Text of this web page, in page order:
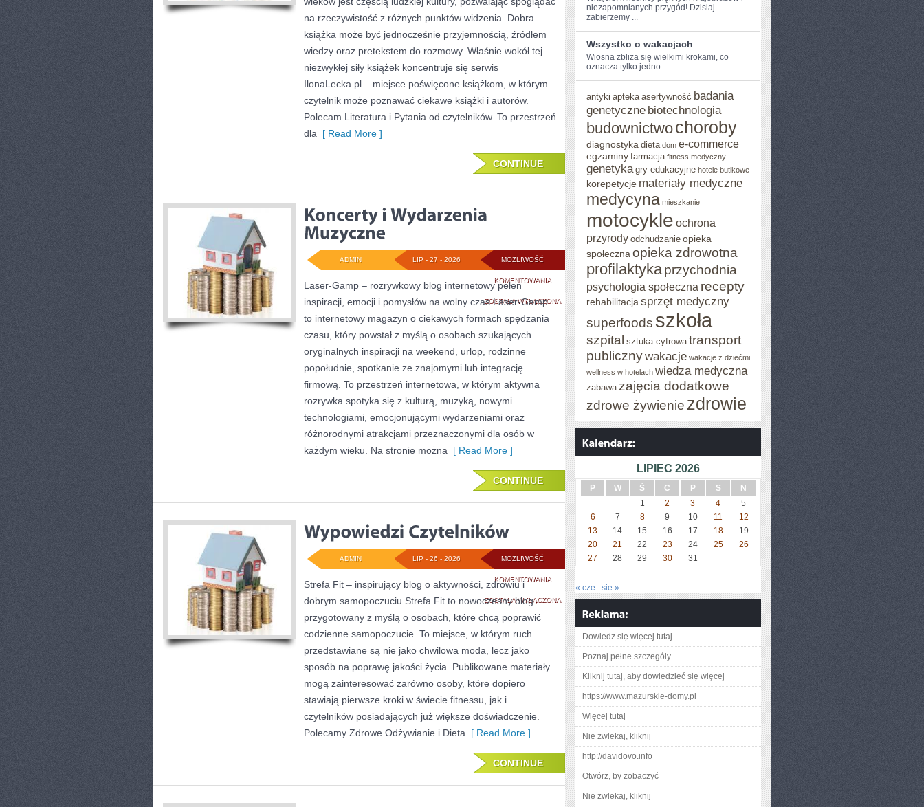
BIOGRAFIE
SYLWETKI
AUTORÓW
na rzeczywistość z różnych punktów widzenia. Dobra
książka może być jednocześnie przyjemnością, źródłem
wiedzy oraz pretekstem do rozmowy. Właśnie wokół tej
niezwykłej siły książek koncentruje się serwis
IlonaLecka.pl – miejsce poświęcone książkom, w którym
czytelnik może poznawać ciekawe książki i autorów.
Polecam Literatura i Pytania od czytelników. To przestrzeń
dla [ Read More ]
CONTINUE
MOŻLIWOŚĆ
KOMENTOWANIAKONCERTY
I
WYDARZENIA
MUZYCZNE
ZOSTAŁA WYŁĄCZONA
LIP - 27 - 2026
ADMIN
Laser-Gamp – rozrywkowy blog internetowy pełen
inspiracji, emocji i pomysłów na wolny czas Laser-Gamp
to internetowy magazyn o ciekawych formach spędzania
czasu, który powstał z myślą o osobach szukających
oryginalnych inspiracji na weekend, urlop, rodzinne
popołudnie, spotkanie ze znajomymi lub integrację
firmową. To przestrzeń internetowa, w którym aktywna
rozrywka spotyka się z kulturą, muzyką, nowymi
technologiami, emocjonującymi wydarzeniami oraz
różnorodnymi atrakcjami przeznaczonymi dla osób w
każdym wieku. Na stronie można [ Read More ]
CONTINUE
MOŻLIWOŚĆ
KOMENTOWANIAWYPOWIEDZI
CZYTELNIKÓW
ZOSTAŁA WYŁĄCZONA
LIP - 26 - 2026
ADMIN
Strefa Fit – inspirujący blog o aktywności, zdrowiu i
dobrym samopoczuciu Strefa Fit to nowoczesny blog
przygotowany z myślą o osobach, które chcą poprawić
codzienne samopoczucie. To miejsce, w którym ruch
przedstawiane są nie jako chwilowa moda, lecz jako
sposób na poprawę jakości życia. Publikowane materiały
mogą zainteresować zarówno osoby, które dopiero
stawiają pierwsze kroki w świecie fitnessu, jak i
czytelników posiadających już większe doświadczenie.
Polecamy Zdrowe Odżywianie i Dieta [ Read More ]
CONTINUE
niezapomnianych przygód! Dzisiaj
zabierzemy ...
Wszystko o wakacjach
Wiosna zbliża się wielkimi krokami, co
oznacza tylko jedno ...
antyki apteka asertywność badania
genetyczne biotechnologia
budownictwochoroby
diagnostyka dieta dom e-commerce
egzaminy farmacja fitness medyczny
genetyka gry edukacyjne hotele butikowe
korepetycje materiały medyczne
medycyna mieszkanie
motocykle ochrona
przyrody odchudzanie opieka
społeczna opieka zdrowotna
profilaktykaprzychodnia
psychologia społeczna recepty
rehabilitacja sprzęt medyczny
superfoods szkoła
szpital sztuka cyfrowa transport
publicznywakacje wakacje z dziećmi
wellness w hotelach wiedza medyczna
zabawa zajęcia dodatkowe
zdrowe żywienie zdrowie
LIPIEC 2026
P W Ś C P S
N
1
2 3 4
5
6
7 8 9 10 11
12
13
14 15 16 17 18
19
20
21 22 23 24 25
26
27
28 29 30 31
« cze sie »
Dowiedz się więcej tutaj
Poznaj pełne szczegóły
Kliknij tutaj, aby dowiedzieć się więcej
https://www.mazurskie-domy.pl
Więcej tutaj
Nie zwlekaj, kliknij
http://davidovo.info
Otwórz, by zobaczyć
Nie zwlekaj, kliknij